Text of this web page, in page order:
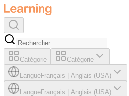
Catégorie Catégorie
LangueFrançais Anglais (USA)
LangueFrançais Anglais (USA)